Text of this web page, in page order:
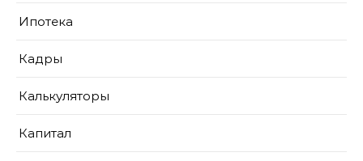
Ипотека
Кадры
Калькуляторы
Капитал